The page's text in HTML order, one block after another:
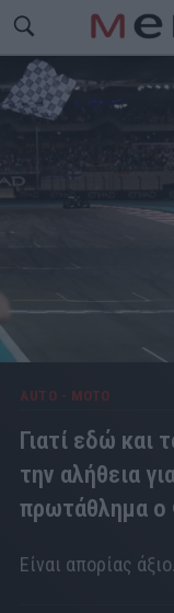
AUTO - MOTO
Γιατί εδώ και
την αλήθεια
πρωτάθλημα ο
Είναι απορίας